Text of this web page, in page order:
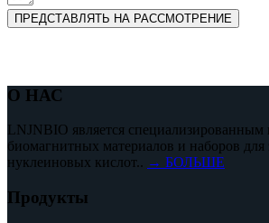
ПРЕДСТАВЛЯТЬ НА РАССМОТРЕНИЕ
О НАС
LNJNBIO является специализированным
биомагнитных материалов и наборов для
нуклеиновых кислот.. → БОЛЬШЕ
Продукты